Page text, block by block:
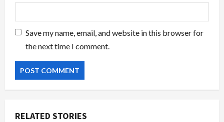
Save my name, email, and website in this browser for
the next time I comment.
RELATED STORIES